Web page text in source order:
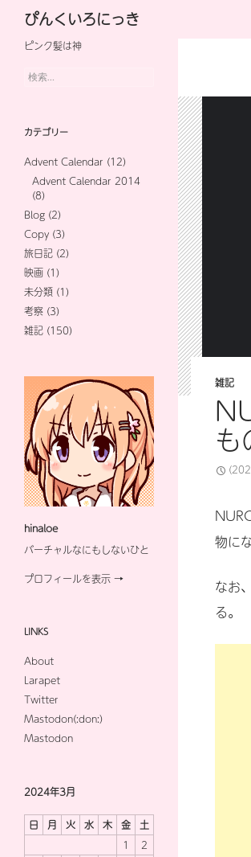
ぴんくいろにっき
雑記
物に
なお
る。
ピンク髪は神
検
カテゴリー
Advent Calendar (12)
Advent Calendar 2014
(8)
Blog (2)
Copy (3)
旅日記 (2)
映画 (1)
未分類 (1)
考察 (3)
雑記 (150)
hinaloe
バーチャルなにもしないひと
プロフィールを表示 →
LINKS
About
Larapet
Twitter
Mastodon(:don:)
Mastodon
2024年3月
日 月 火 水 木 金
土
1
2